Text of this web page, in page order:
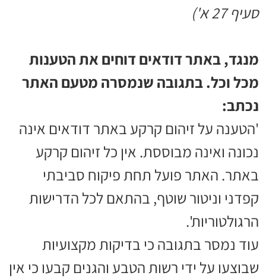
סעיף 27 א')
מנגד, באתר דודאים דוחים את הטענות
מכל וכל. בתגובה שנמסרה מטעם האתר
נכתב:
'הטענה על זיהום קרקע באתר דודאים אינה
נכונה ואינה מבוססת. אין כל זיהום קרקע
באתר. האתר פועל תחת פיקוח סביבתי
קפדני וניטור שוטף, בהתאם לכל הדרישות
הרגולטוריות'.
עוד נמסר בתגובה כי בדיקות מקצועיות
שבוצעו על ידי רשות הטבע והגנים קבעו כי אין